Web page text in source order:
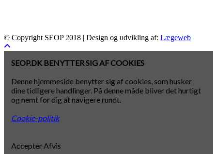
© Copyright SEOP 2018 | Design og udvikling af: Lægeweb
SEOP.DK BENYTTER SIG AF COOKIES
Denne hjemmeside benytter sig af cookies, som husker
dine tidligere handlinger. På denne måde bliver det hurtigt
og nemt for dig at navigere rundt.
Cookie-politik
AccepterAfvis